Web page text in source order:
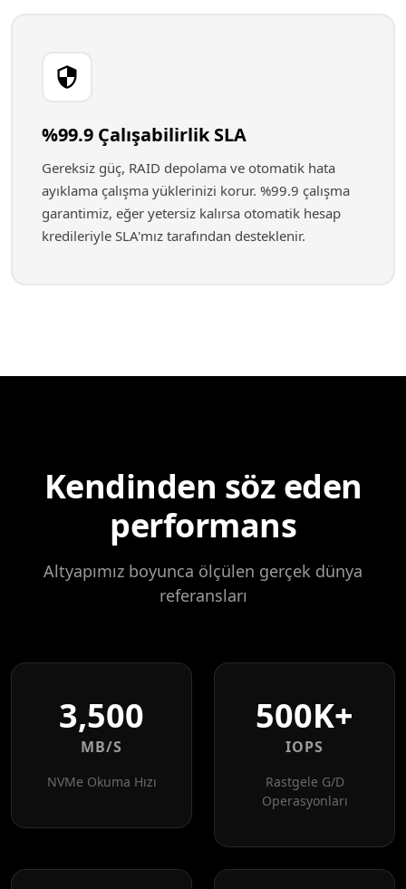
%99.9 Çalışabilirlik SLA
Gereksiz güç, RAID depolama ve otomatik hata
ayıklama çalışma yüklerinizi korur. %99.9 çalışma
garantimiz, eğer yetersiz kalırsa otomatik hesap
kredileriyle SLA'mız tarafından desteklenir.
Kendinden söz eden
performans
Altyapımız boyunca ölçülen gerçek dünya
referansları
3,500
MB/S
NVMe Okuma Hızı
500K+
IOPS
Rastgele G/D
Operasyonları